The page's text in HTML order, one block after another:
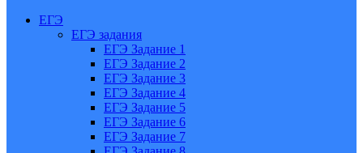
ЕГЭ
ЕГЭ задания
ЕГЭ Задание 1
ЕГЭ Задание 2
ЕГЭ Задание 3
ЕГЭ Задание 4
ЕГЭ Задание 5
ЕГЭ Задание 6
ЕГЭ Задание 7